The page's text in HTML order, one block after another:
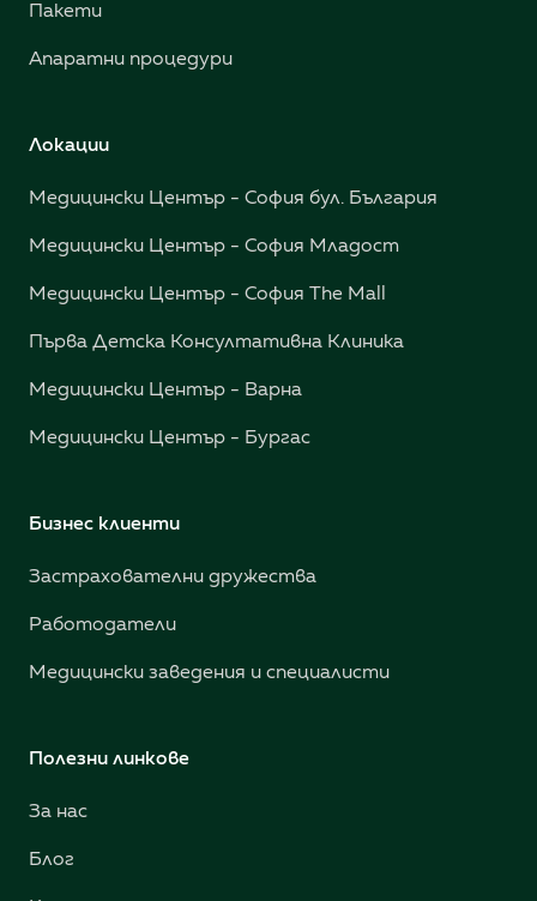
Пакети
Апаратни процедури
Локации
Медицински Център - София бул. България
Медицински Център - София Младост
Медицински Център - София The Mall
Първа Детска Консултативна Клиника
Медицински Център - Варна
Медицински Център - Бургас
Бизнес клиенти
Застрахователни дружества
Работодатели
Медицински заведения и специалисти
Полезни линкове
За нас
Блог